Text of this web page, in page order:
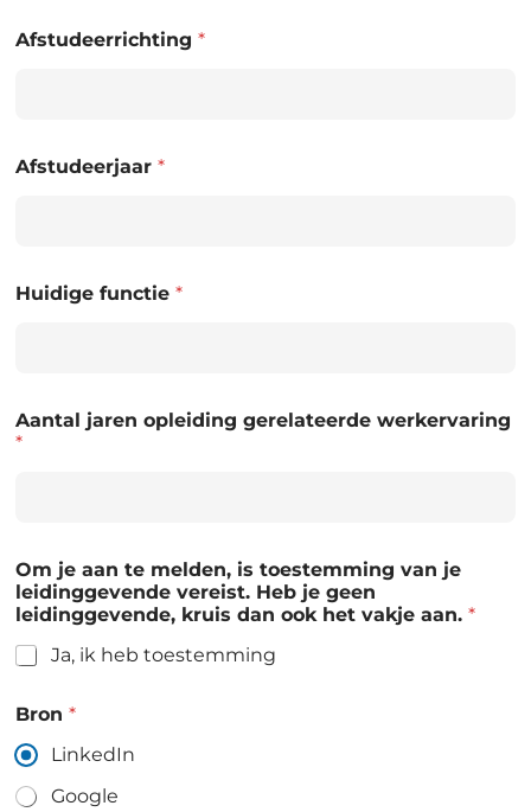
Afstudeerrichting *
Afstudeerjaar *
Huidige functie *
Aantal jaren opleiding gerelateerde werkervaring
*
Om je aan te melden, is toestemming van je
leidinggevende vereist. Heb je geen
leidinggevende, kruis dan ook het vakje aan. *
Ja, ik heb toestemming
Bron *
LinkedIn
Google